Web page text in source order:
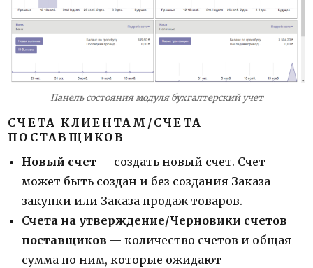
Панель состояния модуля бухгалтерский учет
СЧЕТА КЛИЕНТАМ/СЧЕТА
ПОСТАВЩИКОВ
Новый счет — создать новый счет. Счет
может быть создан и без создания Заказа
закупки или Заказа продаж товаров.
Счета на утверждение/Черновики счетов
поставщиков — количество счетов и общая
сумма по ним, которые ожидают